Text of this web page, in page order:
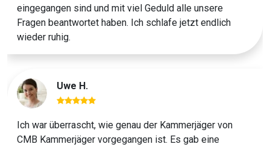
eingegangen sind und mit viel Geduld alle unsere
Fragen beantwortet haben. Ich schlafe jetzt endlich
wieder ruhig.
Uwe H.
Ich war überrascht, wie genau der Kammerjäger von
CMB Kammerjäger vorgegangen ist. Es gab eine